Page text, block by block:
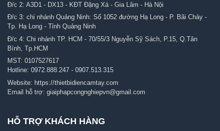
Đ/c 2: A3D1 - DX13 - KĐT Đặng Xá - Gia Lâm - Hà Nội
Đ/c 3: chi nhánh Quảng Ninh: Số 1052 đường Hạ Long - P. Bãi Cháy -
Tp. Hạ Long - Tỉnh Quảng Ninh
Đ/c 4: Chi nhánh TP. HCM - 70/55/3 Nguyễn Sỹ Sách, P.15, Q.Tân
Bình, Tp.HCM
MST: 0107527617
Hotline: 0972.888.247 - 0907.513.315
Website: https://thietbidiencamtay.com
Email hỗ trợ: giaiphapcongnghiepvn@gmail.com
HỖ TRỢ KHÁCH HÀNG